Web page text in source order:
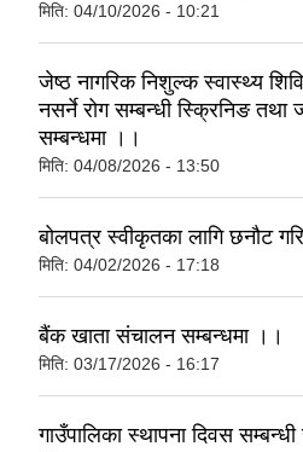
मिति: 04/10/2026 - 10:21
जेष्ठ नागरिक निशुल्क स्वास्थ्य
नसर्ने रोग सम्बन्धी स्क्रिनिङ तथा
सम्बन्धमा ।।
मिति: 04/08/2026 - 13:50
बोलपत्र स्वीकृतका लागि छनौट
मिति: 04/02/2026 - 17:18
बैंक खाता संचालन सम्बन्धमा ।।
मिति: 03/17/2026 - 16:17
गाउँपालिका स्थापना दिवस